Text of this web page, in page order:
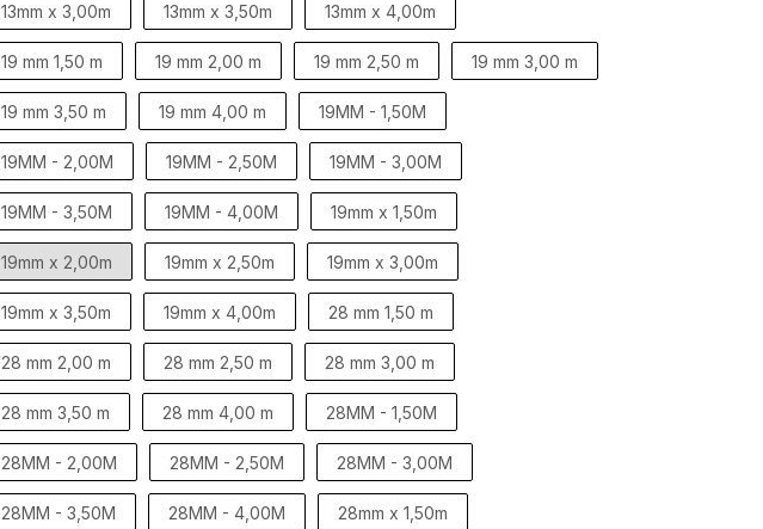
13mm x 3,00m 13mm x 3,50m 13mm x 4,00m
19 mm 1,50 m 19 mm 2,00 m 19 mm 2,50 m 19 mm 3,00 m
19 mm 3,50 m 19 mm 4,00 m 19MM - 1,50M
19MM - 2,00M 19MM - 2,50M 19MM - 3,00M
19MM - 3,50M 19MM - 4,00M 19mm x 1,50m
19mm x 2,00m 19mm x 2,50m 19mm x 3,00m
19mm x 3,50m 19mm x 4,00m 28 mm 1,50 m
28 mm 2,00 m 28 mm 2,50 m 28 mm 3,00 m
28 mm 3,50 m 28 mm 4,00 m 28MM - 1,50M
28MM - 2,00M 28MM - 2,50M 28MM - 3,00M
28MM - 3,50M 28MM - 4,00M 28mm x 1,50m